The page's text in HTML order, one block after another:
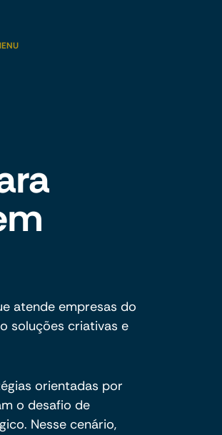
atende empresas do
soluções criativas e
orientadas por
o desafio de
Nesse cenário,